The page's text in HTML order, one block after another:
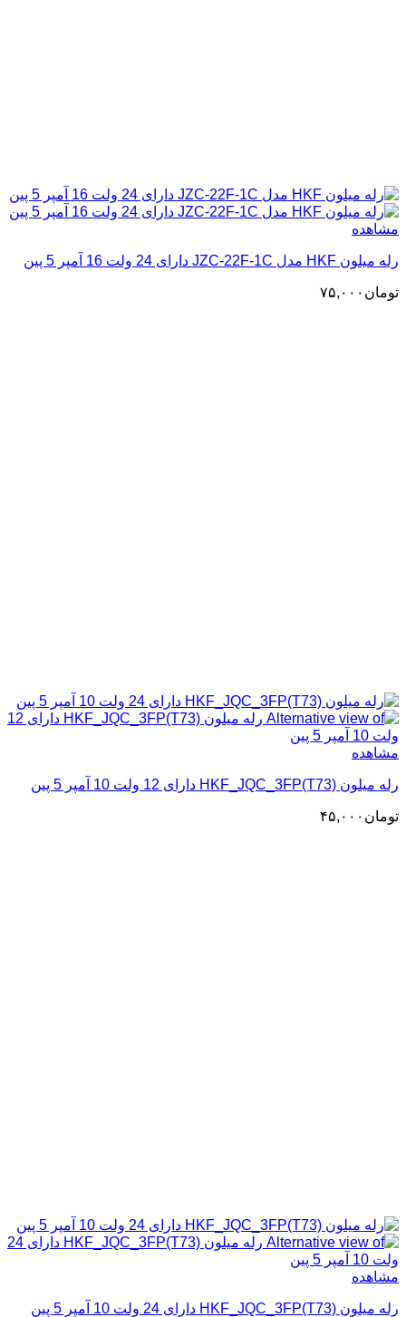
مشاهده
رله میلون HKF مدل JZC-22F-1C دارای 24 ولت 16 آمپر 5 پین
تومان ۷۵,۰۰۰
مشاهده
رله میلون HKF_JQC_3FP(T73) دارای 12 ولت 10 آمپر 5 پین
تومان ۴۵,۰۰۰
مشاهده
رله میلون HKF_JQC_3FP(T73) دارای 24 ولت 10 آمپر 5 پین